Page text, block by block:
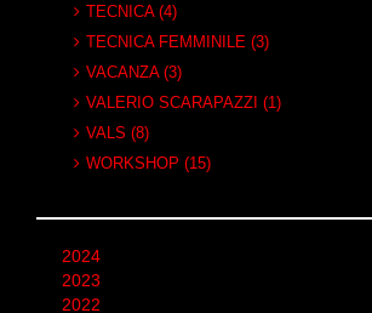
TECNICA (4)
TECNICA FEMMINILE (3)
VACANZA (3)
VALERIO SCARAPAZZI (1)
VALS (8)
WORKSHOP (15)
2024
2023
2022